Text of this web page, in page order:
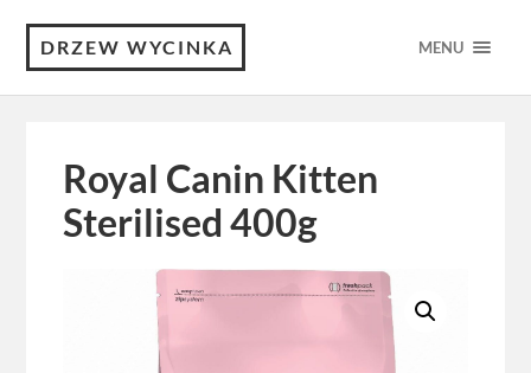
DRZEW WYCINKA MENU
Royal Canin Kitten
Sterilised 400g